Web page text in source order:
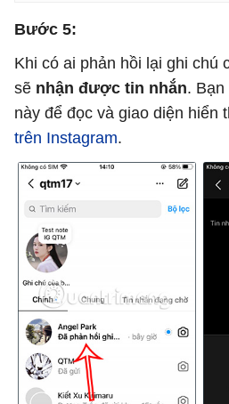
Bước 5:
Khi có ai phản hồi lại ghi chú
sẽ nhận được tin nhắn. Bạn
này để đọc và giao diện hiển
trên Instagram.